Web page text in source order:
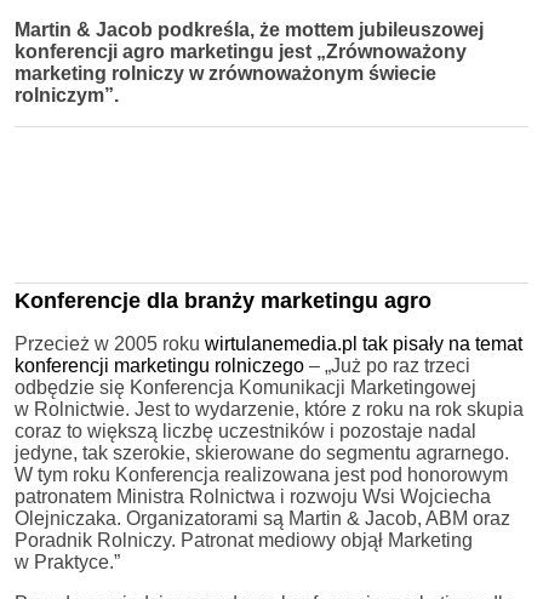
Martin & Jacob podkreśla, że mottem jubileuszowej
konferencji agro marketingu jest „Zrównoważony
marketing rolniczy w zrównoważonym świecie
rolniczym”.
Konferencje dla branży marketingu agro
Przecież w 2005 roku wirtulanemedia.pl tak pisały na temat
konferencji marketingu rolniczego – „Już po raz trzeci
odbędzie się Konferencja Komunikacji Marketingowej
w Rolnictwie. Jest to wydarzenie, które z roku na rok skupia
coraz to większą liczbę uczestników i pozostaje nadal
jedyne, tak szerokie, skierowane do segmentu agrarnego.
W tym roku Konferencja realizowana jest pod honorowym
patronatem Ministra Rolnictwa i rozwoju Wsi Wojciecha
Olejniczaka. Organizatorami są Martin & Jacob, ABM oraz
Poradnik Rolniczy. Patronat mediowy objął Marketing
w Praktyce.”